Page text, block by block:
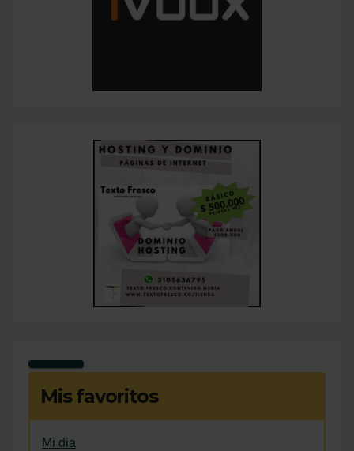
Mis favoritos
Mi dia